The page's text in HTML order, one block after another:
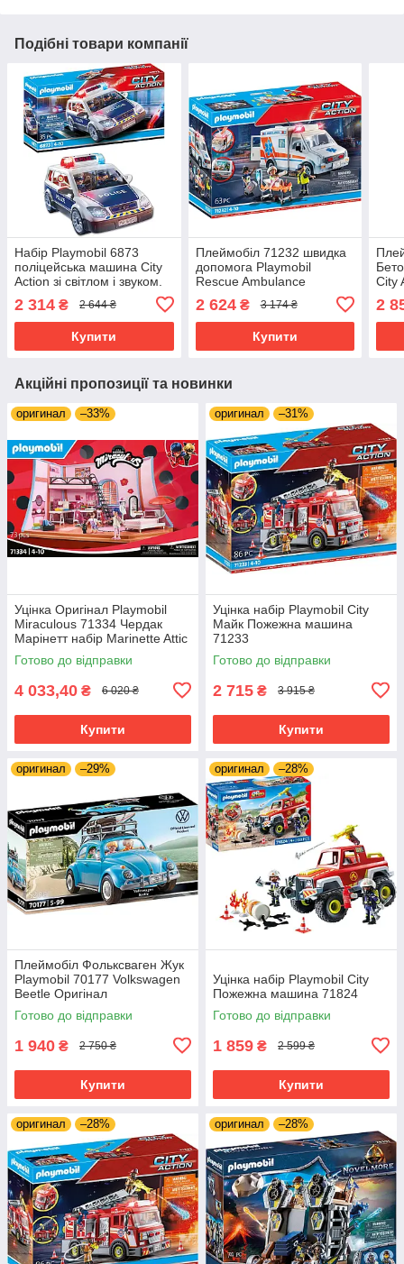
Подібні товари компанії
Набір Playmobil 6873
поліцейська машина City
Action зі світлом і звуком.
2 314 ₴ 2 644 ₴
Купити
Плеймобіл 71232 швидка
допомога Playmobil
Rescue Ambulance
2 624₴ 3 174 ₴
Купити
City
2
Акційні пропозиції та новинки
оригинал –33%
Уцінка Оригінал Playmobil
Miraculous 71334 Чердак
Марінетт набір Marinette Attic
з фігурками Марінетт і Манон
Готово до відправки
4 033,40 ₴ 6 020 ₴
Купити
оригинал –31%
Уцінка набір Playmobil City
Майк Пожежна машина
71233
Готово до відправки
2 715 ₴ 3 915 ₴
Купити
оригинал –29%
Плеймобіл Фольксваген Жук
Playmobil 70177 Volkswagen
Beetle Оригінал
Готово до відправки
1 940 ₴ 2 750 ₴
Купити
оригинал –28%
Уцінка набір Playmobil City
Пожежна машина 71824
Готово до відправки
1 859 ₴ 2 599 ₴
Купити
оригинал –28% оригинал –28%